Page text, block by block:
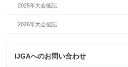
2025年大会後記
2026年大会後記
IJGAへのお問い合わせ